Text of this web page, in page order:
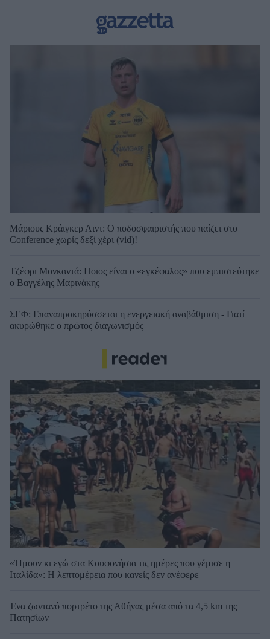
Μάριους Κράιγκερ Λιντ: Ο ποδοσφαιριστής που παίζει στο
Conference χωρίς δεξί χέρι (vid)!
Τζέφρι Μονκαντά: Ποιος είναι ο «εγκέφαλος» που εμπιστεύτηκε
ο Βαγγέλης Μαρινάκης
ΣΕΦ: Επαναπροκηρύσσεται η ενεργειακή αναβάθμιση - Γιατί
ακυρώθηκε ο πρώτος διαγωνισμός
«Ήμουν κι εγώ στα Κουφονήσια τις ημέρες που γέμισε η
Ιταλίδα»: Η λεπτομέρεια που κανείς δεν ανέφερε
Ένα ζωντανό πορτρέτο της Αθήνας μέσα από τα 4,5 km της
Πατησίων